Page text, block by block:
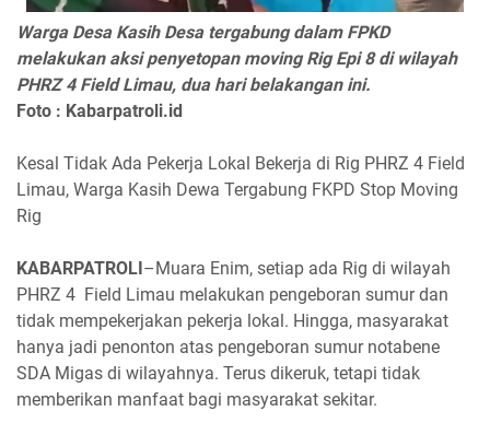
Warga Desa Kasih Desa tergabung dalam FPKD
melakukan aksi penyetopan moving Rig Epi 8 di wilayah
PHRZ 4 Field Limau, dua hari belakangan ini.
Foto : Kabarpatroli.id
Kesal Tidak Ada Pekerja Lokal Bekerja di Rig PHRZ 4 Field
Limau, Warga Kasih Dewa Tergabung FKPD Stop Moving
Rig
KABARPATROLI–Muara Enim, setiap ada Rig di wilayah
PHRZ 4 Field Limau melakukan pengeboran sumur dan
tidak mempekerjakan pekerja lokal. Hingga, masyarakat
hanya jadi penonton atas pengeboran sumur notabene
SDA Migas di wilayahnya. Terus dikeruk, tetapi tidak
memberikan manfaat bagi masyarakat sekitar.